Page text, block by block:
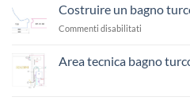
Costruire un bagno
Commenti disabilitati
bagno
Area tecnica bagno